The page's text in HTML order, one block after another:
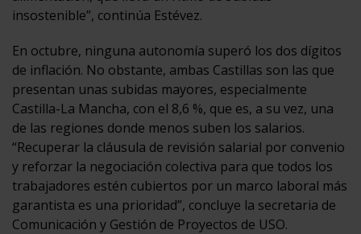
insostenible”, continúa Estévez.
En octubre, ninguna autonomía superó los dos dígitos
de inflación. No obstante, ambas Castillas son las que
presentan unas subidas mayores, especialmente
Castilla-La Mancha, con el 8,6 %, que es, a su vez, una
de las regiones donde menos suben los salarios.
“Recuperar la cláusula de revisión salarial por convenio
y reforzar la negociación colectiva para que todos los
trabajadores estén cubiertos por un marco laboral más
garantista es una prioridad”, concluye la secretaria de
Comunicación y Gestión de Proyectos de USO.